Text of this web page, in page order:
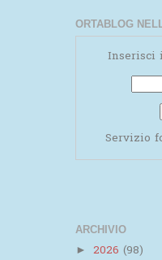
ORTABLOG
Inserisci
Servizio
ARCHIVIO
► 2026 (98)